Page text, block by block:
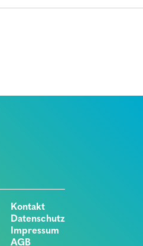
Kontakt
Datenschutz
Impressum
AGB